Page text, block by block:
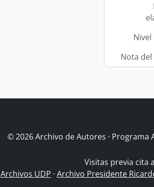
Nota
© 2026 Archivo de Autores · Programa
Visitas previa cita a
Archivos UDP · Archivo Presidente